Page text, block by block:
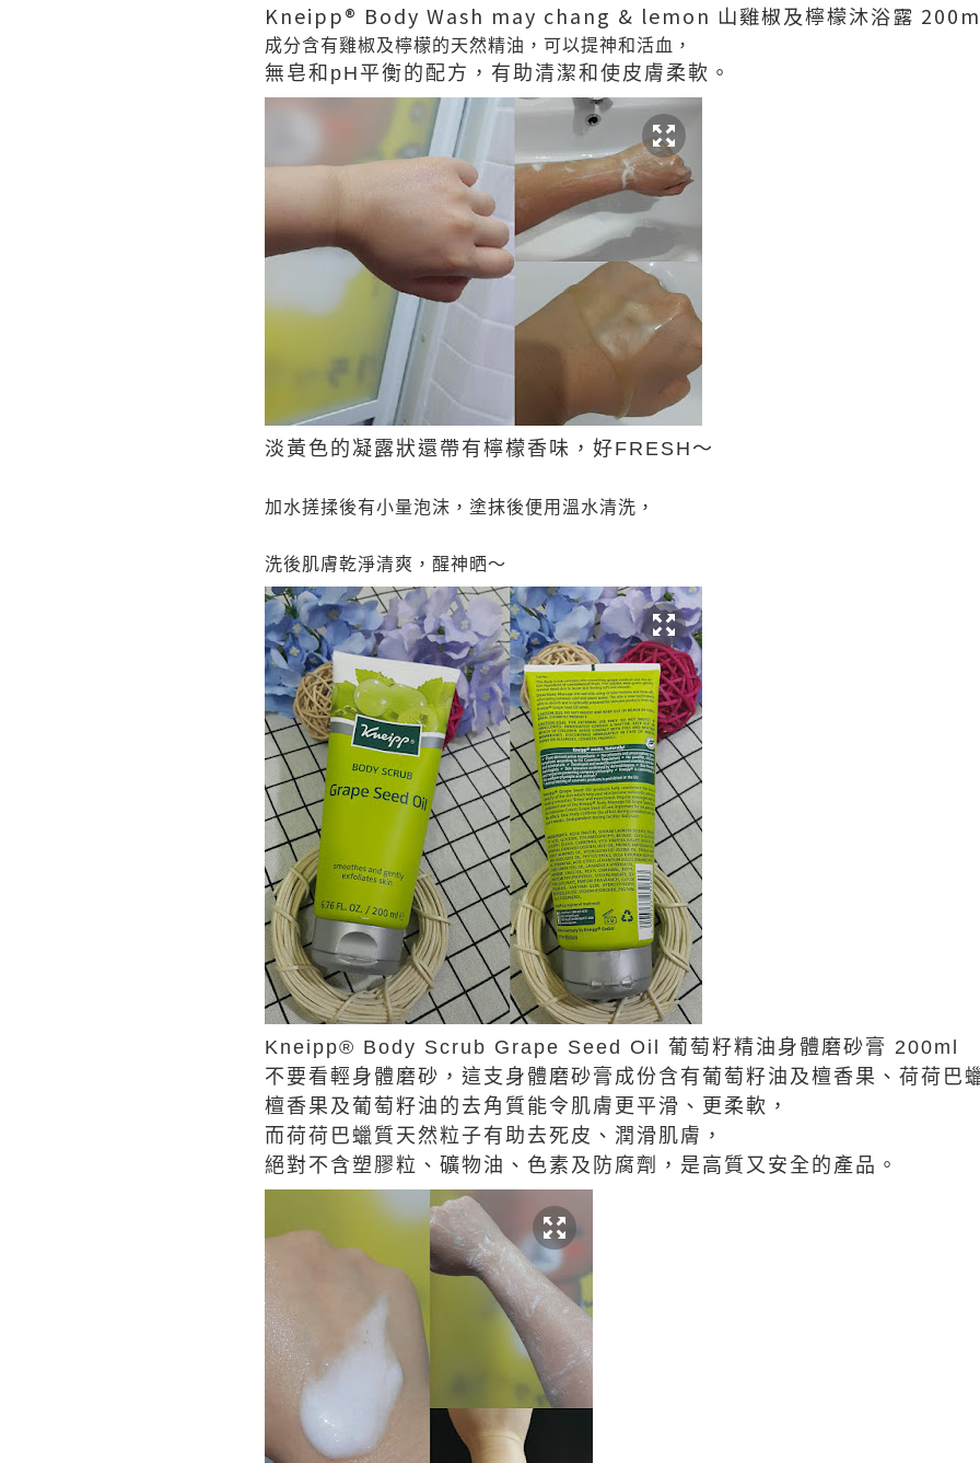
Kneipp® Body Wash may chang & lemon 山雞椒及檸檬沐浴露
成分含有雞椒及檸檬的天然精油，可以提神和活血，
無皂和pH平衡的配方，有助清潔和使皮膚柔軟。
淡黃色的凝露狀還帶有檸檬香味，好FRESH～
加水搓揉後有小量泡沫，塗抹後便用溫水清洗，
洗後肌膚乾淨清爽，醒神晒～
Kneipp® Body Scrub Grape Seed Oil 葡萄籽精油身體磨砂膏 200ml
不要看輕身體磨砂，這支身體磨砂膏成份含有葡萄籽油及檀香果、荷荷巴
檀香果及葡萄籽油的去角質能令肌膚更平滑、更柔軟，
而荷荷巴蠟質天然粒子有助去死皮、潤滑肌膚，
絕對不含塑膠粒、礦物油、色素及防腐劑，是高質又安全的產品。